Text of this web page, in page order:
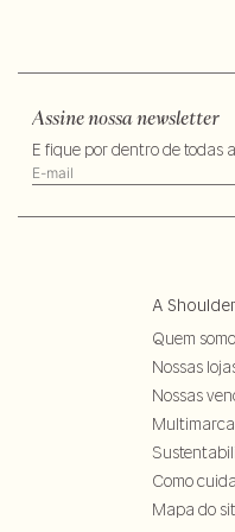
Assine nossa newsletter
E fique por dentro de todas
A Shoulder
Quem
Nossas
Nossas
Como
Mapa do